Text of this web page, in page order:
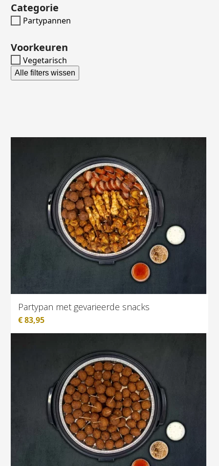
Categorie
Partypannen
Voorkeuren
Vegetarisch
Alle filters wissen
Partypan met gevarieerde snacks
€83,95